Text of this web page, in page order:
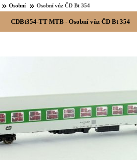
Osobní Osobní vůz ČD Bt 354
CDBt354-TT MTB - Osobní vůz ČD Bt 354